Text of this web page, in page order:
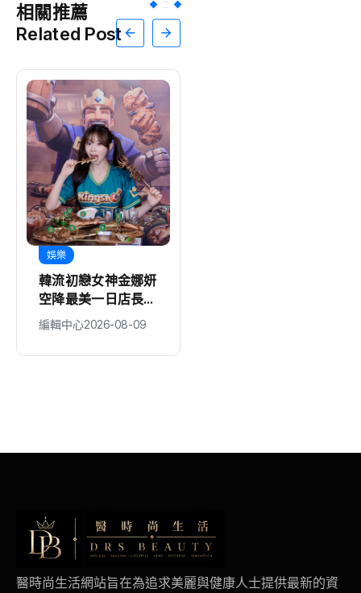
相關推薦
Related Post
娛樂
韓流初戀女神金娜妍
空降最美一日店長！
《Kingshot》國王
燒烤節攜手焦糖楓串
燒、柒息地居酒屋端
編輯中心2026-08-09
醫時尚生活網站旨在為追求美麗與健康人士提供最新的資